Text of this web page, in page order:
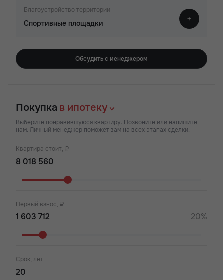
Благоустройство территории
Спортивные площадки
Обсудить с менеджером
Покупка в ипотеку
Выберите понравившуюся квартиру. Позвоните или напишите
нам. Личный менеджер поможет вам на всех этапах сделки.
Квартира стоит, ₽
Первый взнос, ₽
20%
Срок, лет